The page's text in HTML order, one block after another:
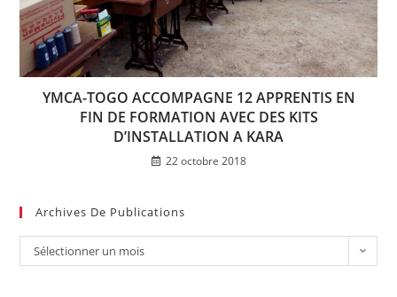
YMCA-TOGO ACCOMPAGNE 12 APPRENTIS EN
FIN DE FORMATION AVEC DES KITS
D’INSTALLATION A KARA
22 octobre 2018
Archives De Publications
Sélectionner un mois